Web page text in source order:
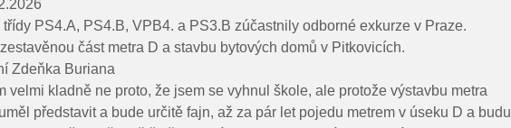
PS4.A, PS4.B, VPB4. a PS3.B zúčastnily odborné exkurze v Praze.
část metra D a stavbu bytových domů v Pitkovicích.
Zdeňka Buriana
velmi kladně ne proto, že jsem se vyhnul škole, ale protože výstavbu metra
představit a bude určitě fajn, až za pár let pojedu metrem v úseku D a budu